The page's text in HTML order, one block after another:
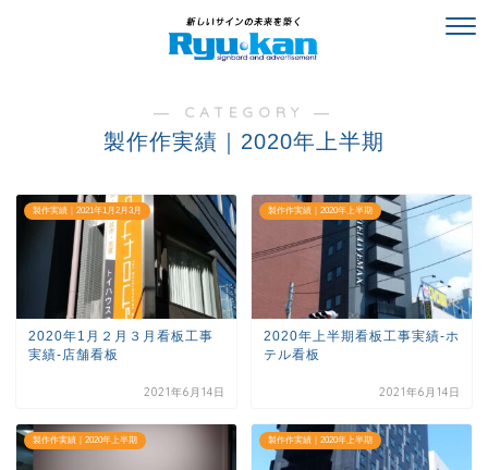
― CATEGORY ―
製作作実績｜2020年上半期
製作実績｜2021年1月2月3月
2020年1月２月３月看板工事
実績-店舗看板
2021年6月14日
製作作実績｜2020年上半期
2020年上半期看板工事実績-ホ
テル看板
2021年6月14日
製作作実績｜2020年上半期 製作作実績｜2020年上半期